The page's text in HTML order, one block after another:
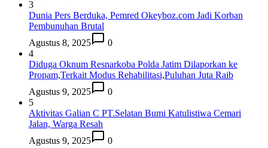
3
Dunia Pers Berduka, Pemred Okeyboz.com Jadi Korban
Pembunuhan Brutal
Agustus 8, 2025
0
4
Diduga Oknum Resnarkoba Polda Jatim Dilaporkan ke
Propam,Terkait Modus Rehabilitasi,Puluhan Juta Raib
Agustus 9, 2025
0
5
Aktivitas Galian C PT.Selatan Bumi Katulistiwa Cemari
Jalan, Warga Resah
Agustus 9, 2025
0